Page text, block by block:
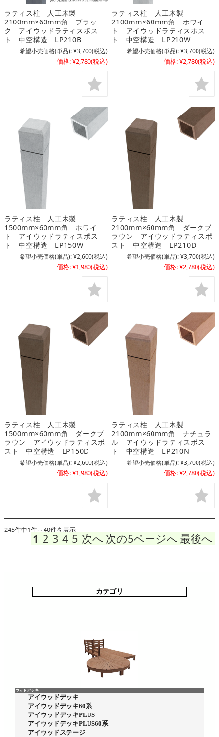
ラティス柱 人工木製
2100mm×60mm角 ブラッ
ク アイウッドラティスポス
ト 中空構造 LP210B
希望小売価格(単品):¥3,700(税込)
価格:¥2,780(税込)
ラティス柱 人工木製
2100mm×60mm角 ホワイ
ト アイウッドラティスポス
ト 中空構造 LP210W
希望小売価格(単品):¥3,700(税込)
価格:¥2,780(税込)
ラティス柱 人工木製
1500mm×60mm角 ホワイ
ト アイウッドラティスポス
ト 中空構造 LP150W
希望小売価格(単品):¥2,600(税込)
価格:¥1,980(税込)
ラティス柱 人工木製
2100mm×60mm角 ダークブ
ラウン アイウッドラティスポ
スト 中空構造 LP210D
希望小売価格(単品):¥3,700(税込)
価格:¥2,780(税込)
ラティス柱 人工木製
1500mm×60mm角 ダークブ
ラウン アイウッドラティスポ
スト 中空構造 LP150D
希望小売価格(単品):¥2,600(税込)
価格:¥1,980(税込)
ラティス柱 人工木製
2100mm×60mm角 ナチュラ
ル アイウッドラティスポス
ト 中空構造 LP210N
希望小売価格(単品):¥3,700(税込)
価格:¥2,780(税込)
245件中1件～40件を表示
1 2 3 4 5 次へ 次の5ページへ最後へ